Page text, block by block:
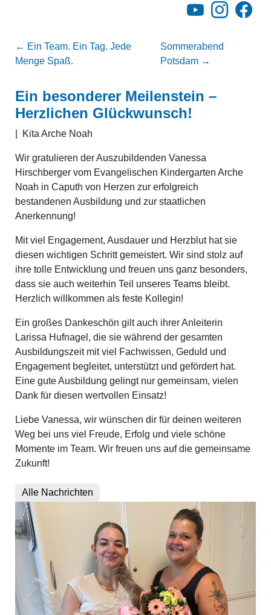
YouTubeInstagram
← Ein Team. Ein Tag. Jede
Menge Spaß.
Sommerabend
Potsdam →
Ein besonderer Meilenstein –
Herzlichen Glückwunsch!
Kita Arche Noah
Wir gratulieren der Auszubildenden Vanessa
Hirschberger vom Evangelischen Kindergarten Arche
Noah in Caputh von Herzen zur erfolgreich
bestandenen Ausbildung und zur staatlichen
Anerkennung!
Mit viel Engagement, Ausdauer und Herzblut hat sie
diesen wichtigen Schritt gemeistert. Wir sind stolz auf
ihre tolle Entwicklung und freuen uns ganz besonders,
dass sie auch weiterhin Teil unseres Teams bleibt.
Herzlich willkommen als feste Kollegin!
Ein großes Dankeschön gilt auch ihrer Anleiterin
Larissa Hufnagel, die sie während der gesamten
Ausbildungszeit mit viel Fachwissen, Geduld und
Engagement begleitet, unterstützt und gefördert hat.
Eine gute Ausbildung gelingt nur gemeinsam, vielen
Dank für diesen wertvollen Einsatz!
Liebe Vanessa, wir wünschen dir für deinen weiteren
Weg bei uns viel Freude, Erfolg und viele schöne
Momente im Team. Wir freuen uns auf die gemeinsame
Zukunft!
Alle Nachrichten